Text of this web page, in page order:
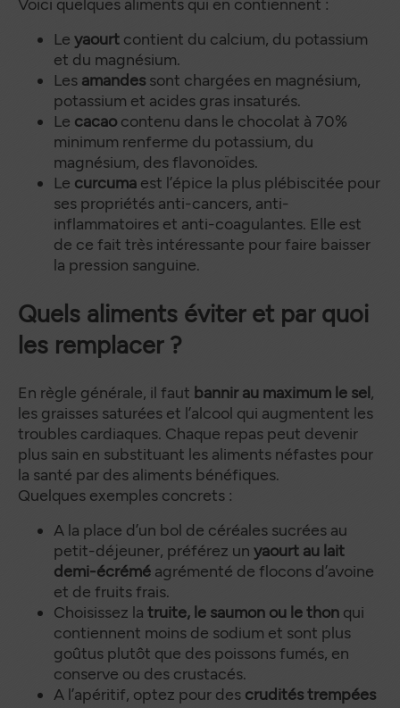
Voici quelques aliments qui en contiennent :
Le yaourt contient du calcium, du potassium
et du magnésium.
Les amandes sont chargées en magnésium,
potassium et acides gras insaturés.
Le cacao contenu dans le chocolat à 70%
minimum renferme du potassium, du
magnésium, des flavonoïdes.
Le curcuma est l’épice la plus plébiscitée pour
ses propriétés anti-cancers, anti-
inflammatoires et anti-coagulantes. Elle est
de ce fait très intéressante pour faire baisser
la pression sanguine.
Quels aliments éviter et par quoi
les remplacer ?
En règle générale, il faut bannir au maximum le sel,
les graisses saturées et l’alcool qui augmentent les
troubles cardiaques. Chaque repas peut devenir
plus sain en substituant les aliments néfastes pour
la santé par des aliments bénéfiques.
Quelques exemples concrets :
A la place d’un bol de céréales sucrées au
petit-déjeuner, préférez un yaourt au lait
demi-écrémé agrémenté de flocons d’avoine
et de fruits frais.
Choisissez la truite, le saumon ou le thon qui
contiennent moins de sodium et sont plus
goûtus plutôt que des poissons fumés, en
conserve ou des crustacés.
A l’apéritif, optez pour des crudités trempées